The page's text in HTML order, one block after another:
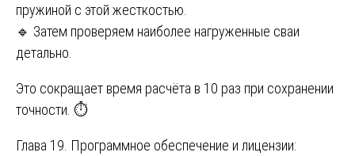
пружиной с этой жесткостью.
🔹 Затем проверяем наиболее нагруженные сваи
детально.
Это сокращает время расчёта в 10 раз при сохранении
точности. ⏱️
Глава 19. Программное обеспечение и лицензии: